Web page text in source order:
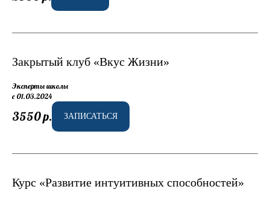
Закрытый клуб «Вкус Жизни»
Эксперты школы
с 01.03.2024
3550р. ЗАПИСАТЬСЯ
Курс «Развитие интуитивных способностей»